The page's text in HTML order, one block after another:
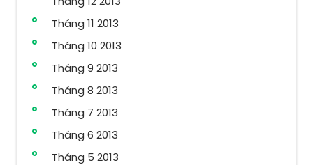
Tháng 11 2013
Tháng 10 2013
Tháng 9 2013
Tháng 8 2013
Tháng 7 2013
Tháng 6 2013
Tháng 5 2013